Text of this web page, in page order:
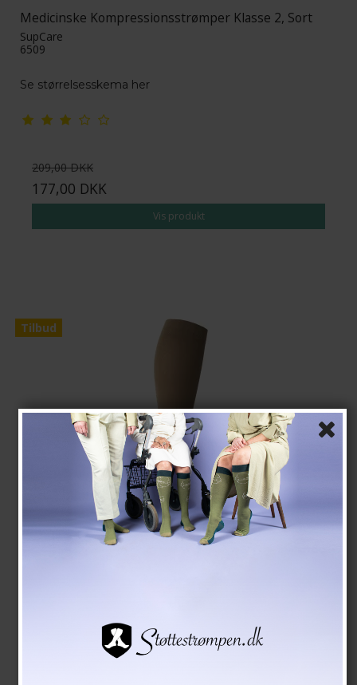
Medicinske Kompressionsstrømper Klasse 2, Sort
SupCare
6509
Se størrelsesskema her
209,00 DKK
177,00 DKK
Vis produkt
Tilbud